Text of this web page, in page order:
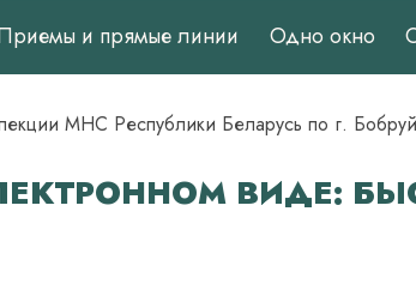
и прямые линии Одно окно
МНС Республики Беларусь по г.
ВИДЕ: